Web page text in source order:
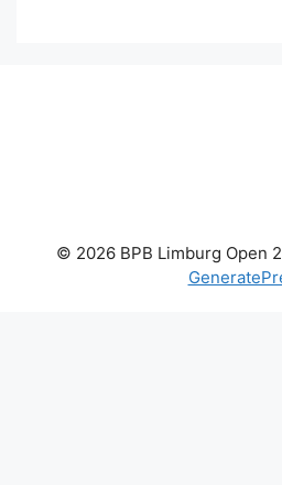
© 2026 BPB Limburg Open